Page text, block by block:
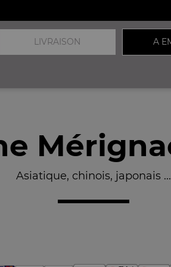
LIVRAISON A
Asiatique, chinois, japonais ...